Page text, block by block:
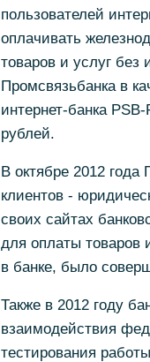
пользователей
оплачивать
товаров и услуг без
Промсвязьбанка в
интернет-банка
рублей.
В октябре 2012 года
клиентов -
своих сайтах
для оплаты товаров
в банке, было
Также в 2012 году
взаимодействия
тестирования